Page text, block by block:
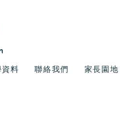
資料 聯絡我們 家長園地